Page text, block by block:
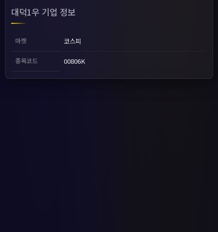
대덕1우 기업 정보
마켓 코스피
종목코드 00806K